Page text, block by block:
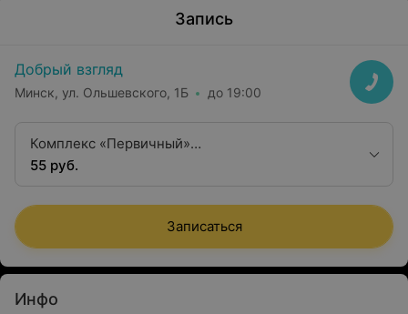
Запись
Добрый взгляд
Минск, ул. Ольшевского, 1Б до 19:00
Комплекс «Первичный»
(авторефрактокератометрия, биомикроскопия,
коррекции (при необходимости), консультация,
заключение, рекомендации, рецепты, справки)
55 руб.
Записаться
Инфо